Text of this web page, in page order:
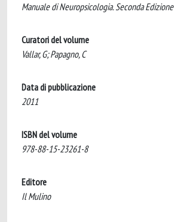
Manuale di Neuropsicologia. Seconda Edizione
Curatori del volume
Vallar, G; Papagno, C
Data di pubblicazione
2011
ISBN del volume
978-88-15-23261-8
Editore
Il Mulino